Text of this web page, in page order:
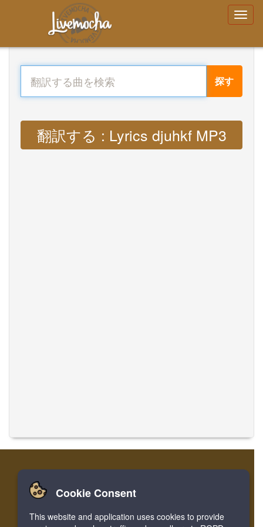
探す
翻訳する : Lyrics djuhkf MP3
家 ログイン 登録
Facebook Twitter Bookmark
Cookie Consent
This website and application uses cookies to provide